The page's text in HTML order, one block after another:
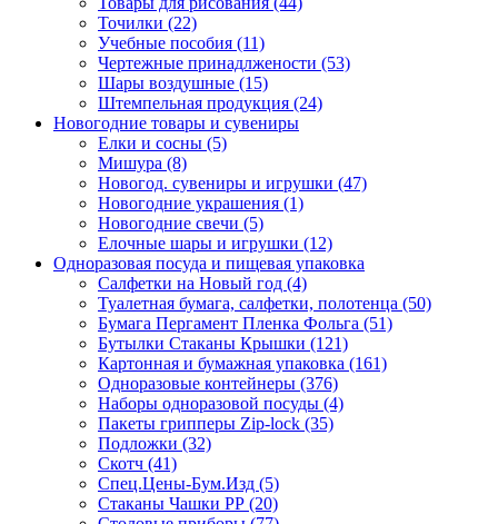
Точилки (22)
Учебные пособия (11)
Чертежные принадлжености (53)
Шары воздушные (15)
Штемпельная продукция (24)
Новогодние товары и сувениры
Елки и сосны (5)
Мишура (8)
Новогод. сувениры и игрушки (47)
Новогодние украшения (1)
Новогодние свечи (5)
Елочные шары и игрушки (12)
Одноразовая посуда и пищевая упаковка
Салфетки на Новый год (4)
Туалетная бумага, салфетки, полотенца (50)
Бумага Пергамент Пленка Фольга (51)
Бутылки Стаканы Крышки (121)
Картонная и бумажная упаковка (161)
Одноразовые контейнеры (376)
Наборы одноразовой посуды (4)
Пакеты грипперы Zip-lock (35)
Подложки (32)
Скотч (41)
Спец.Цены-Бум.Изд (5)
Стаканы Чашки РР (20)